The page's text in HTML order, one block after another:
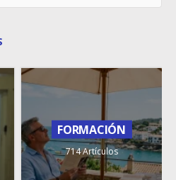
FORMACIÓN
714 Artículos